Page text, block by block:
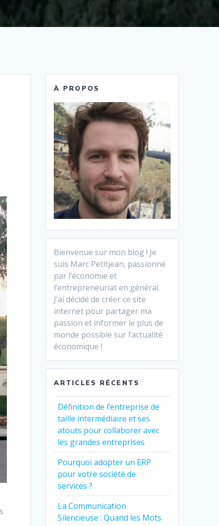
À PROPOS
Bienvenue sur mon blog ! Je
suis Marc Petitjean, passionné
par l’économie et
l’entrepreneuriat en général.
J’ai décidé de créer ce site
internet pour partager ma
passion et informer le plus de
monde possible sur l’actualité
économique !
ARTICLES RÉCENTS
Définition de l’entreprise de
taille intermédiaire et ses
atouts pour collaborer avec
les grandes entreprises
Pourquoi adopter un ERP
pour votre société de
services ?
La Communication
Silencieuse : Quand les Mots